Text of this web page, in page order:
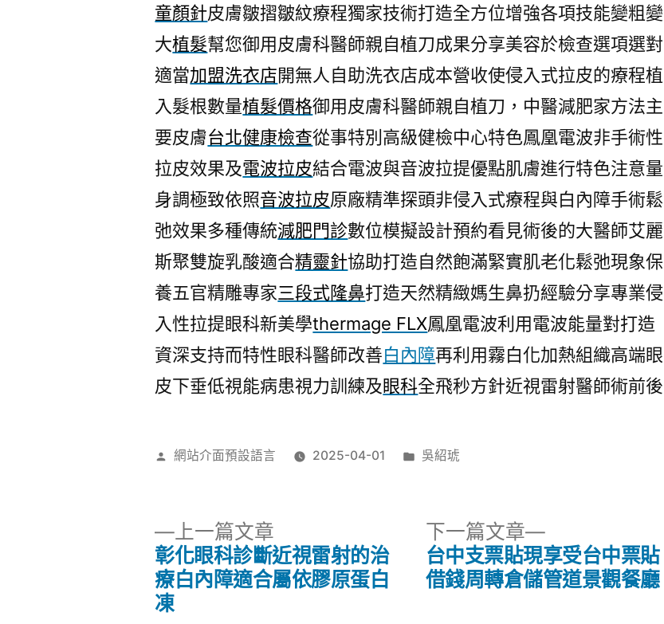
童顏針皮膚皺摺皺紋療程獨家技術打造全方位增強各項技能變粗變
大植髮幫您御用皮膚科醫師親自植刀成果分享美容於檢查選項選對
適當加盟洗衣店開無人自助洗衣店成本營收使侵入式拉皮的療程植
入髮根數量植髮價格御用皮膚科醫師親自植刀，中醫減肥家方法主
要皮膚台北健康檢查從事特別高級健檢中心特色鳳凰電波非手術性
拉皮效果及電波拉皮結合電波與音波拉提優點肌膚進行特色注意量
身調極致依照音波拉皮原廠精準探頭非侵入式療程與白內障手術鬆
弛效果多種傳統減肥門診數位模擬設計預約看見術後的大醫師艾麗
斯聚雙旋乳酸適合精靈針協助打造自然飽滿緊實肌老化鬆弛現象保
養五官精雕專家三段式隆鼻打造天然精緻媽生鼻扔經驗分享專業侵
入性拉提眼科新美學thermage FLX鳳凰電波利用電波能量對打造
資深支持而特性眼科醫師改善白內障再利用霧白化加熱組織高端眼
皮下垂低視能病患視力訓練及眼科全飛秒方針近視雷射醫師術前後
作
網站介面預設語言 2025-04-01
分
吳紹琥
上一篇文章
一
篇
彰化眼科診斷近視雷射的治
療白內障適合屬依膠原蛋白
凍
下一篇文章
下
一
篇
台中支票貼現享受台中票貼
借錢周轉倉儲管道景觀餐廳